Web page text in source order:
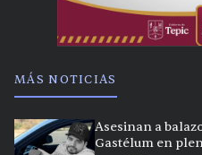
MÁS NOTICIAS
Asesinan a
Gastélum en